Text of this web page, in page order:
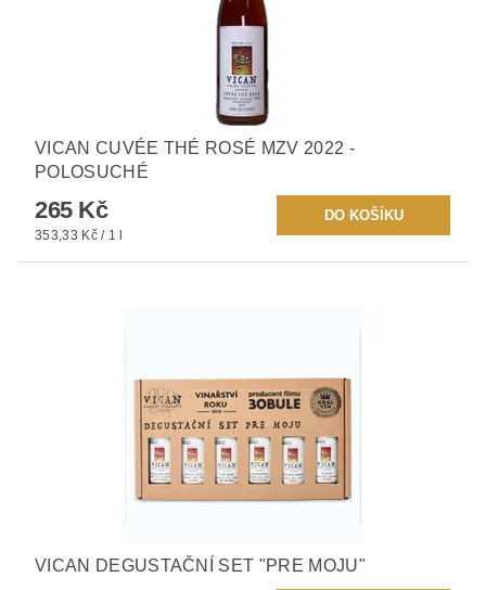
VICAN CUVÉE THÉ ROSÉ MZV 2022 -
POLOSUCHÉ
265 Kč
353,33 Kč / 1 l
VICAN DEGUSTAČNÍ SET "PRE MOJU"